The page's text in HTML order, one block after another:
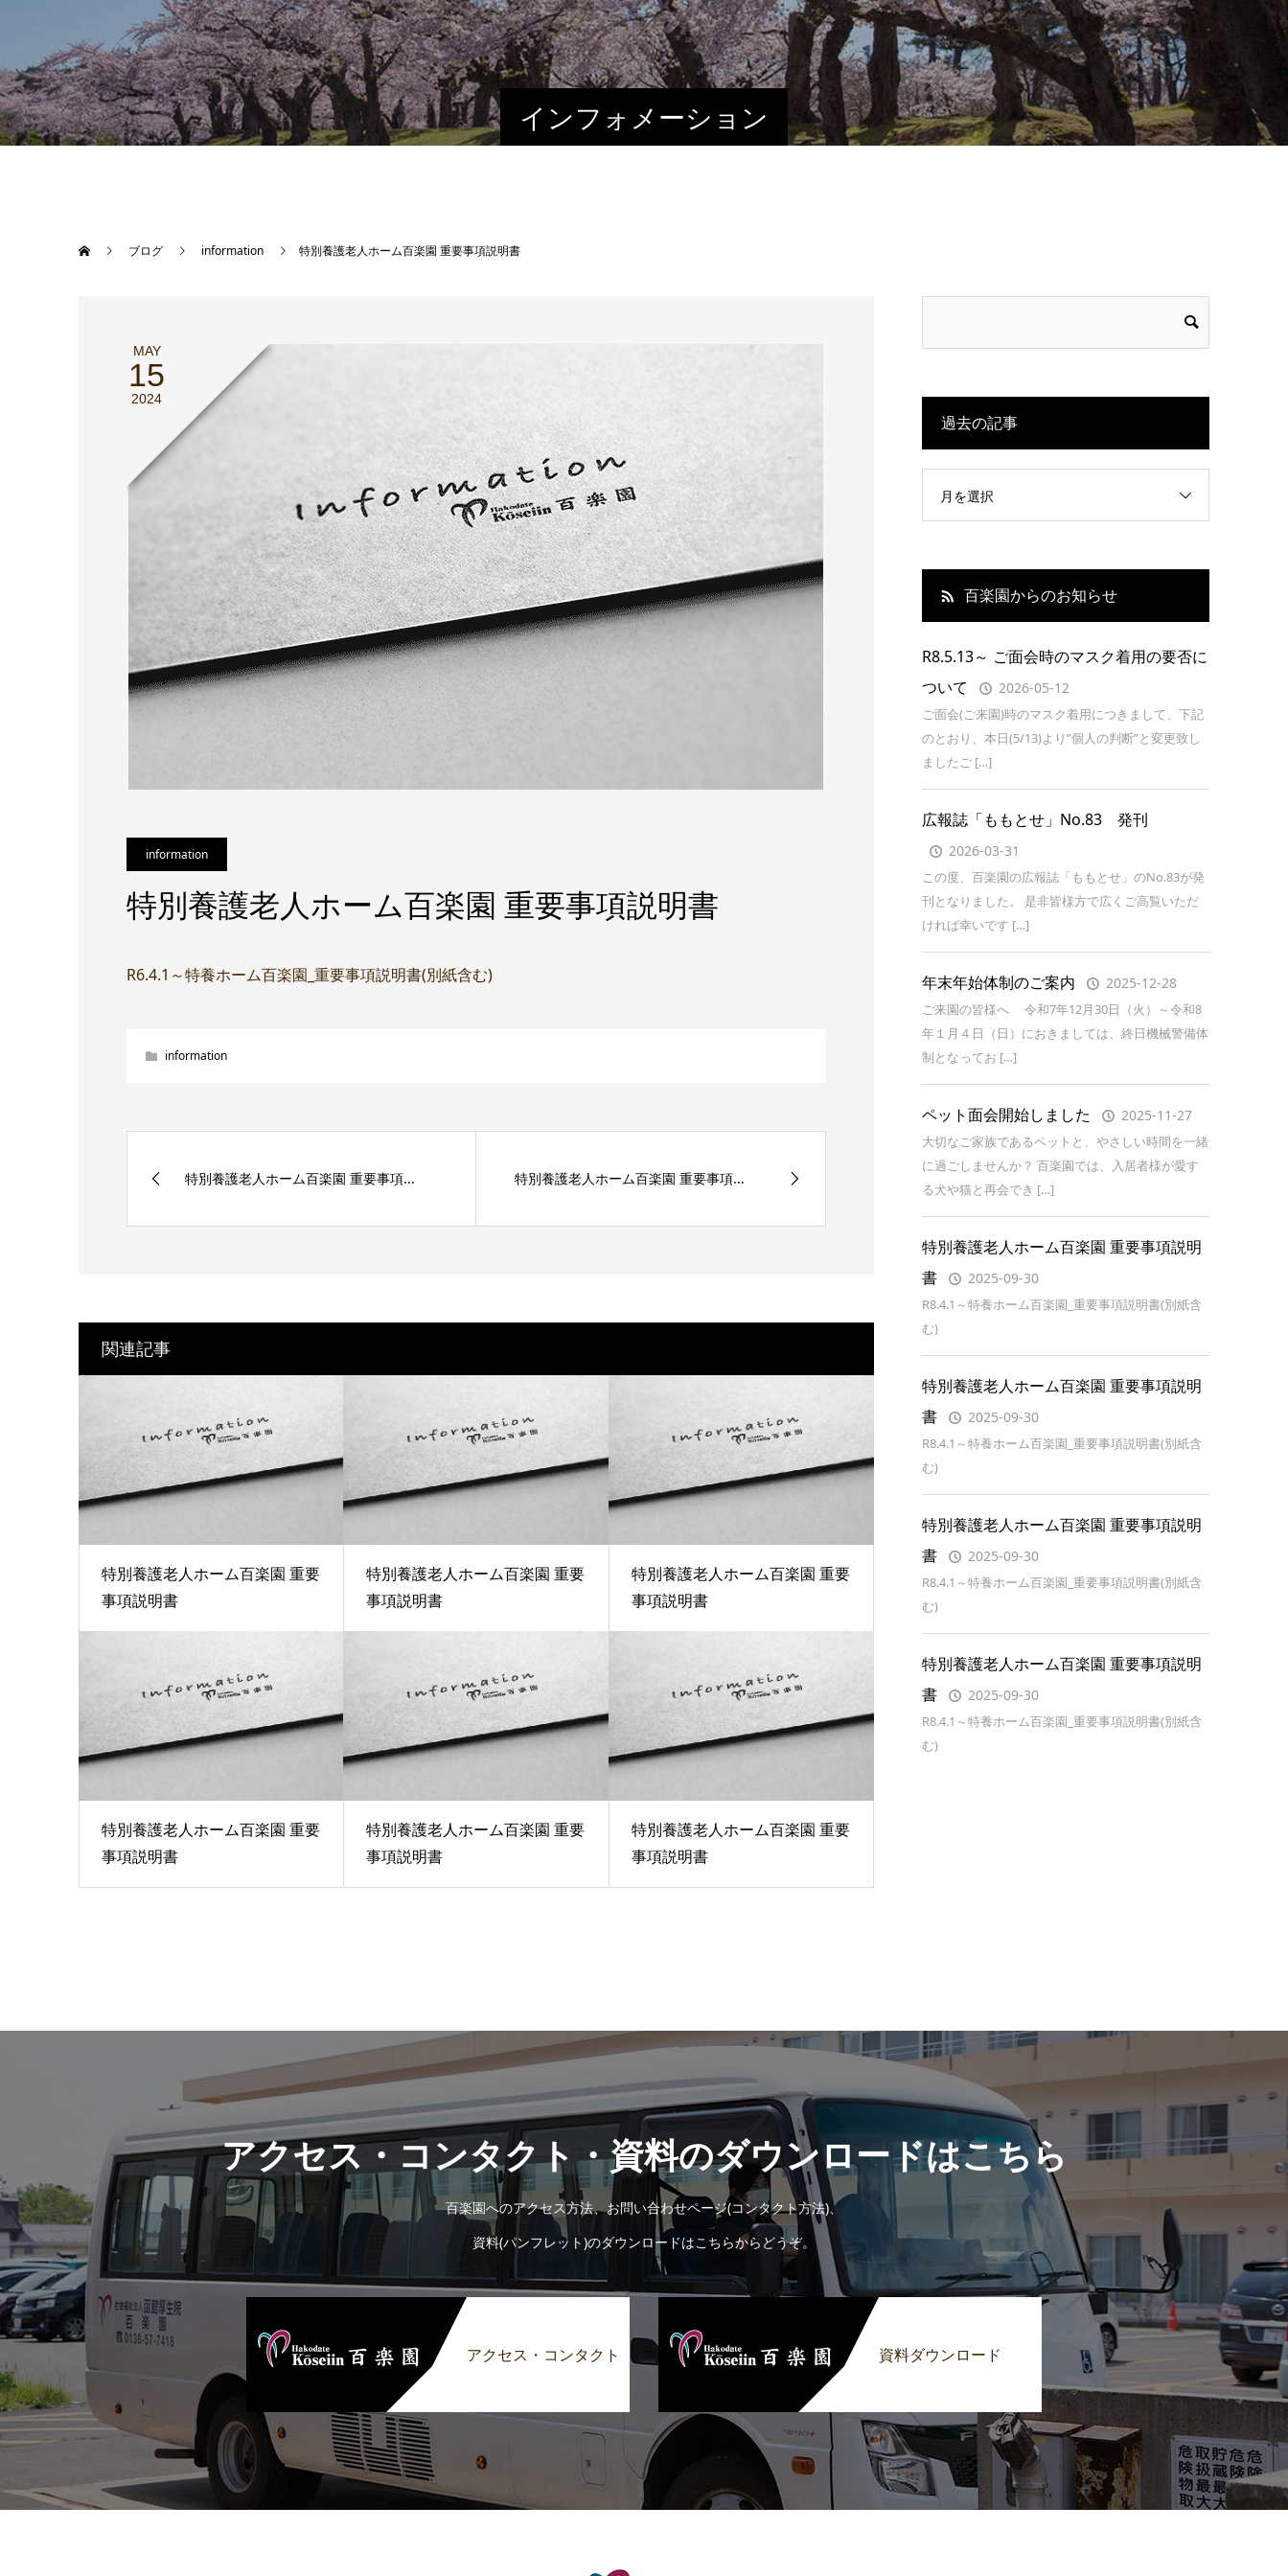
インフォメーション
ブログ information 特別養護老人ホーム百楽園 重要事項説明書
MAY
15
2024
information
特別養護老人ホーム百楽園 重要事項説明書
R6.4.1～特養ホーム百楽園_重要事項説明書(別紙含む)
information
特別養護老人ホーム百楽園 重要事項... 特別養護老人ホーム百楽園 重要事項...
関連記事
特別養護老人ホーム百楽園 重要
事項説明書
特別養護老人ホーム百楽園 重要
事項説明書
特別養護老人ホーム百楽園 重要
事項説明書
特別養護老人ホーム百楽園 重要
事項説明書
特別養護老人ホーム百楽園 重要
事項説明書
特別養護老人ホーム百楽園 重要
事項説明書
過去の記事
月を選択
百楽園からのお知らせ
R8.5.13～ ご面会時のマスク着用の要否に
ついて
2026-05-12
ご面会(ご来園)時のマスク着用につきまして、下記
のとおり、本日(5/13)より”個人の判断”と変更致し
ましたご […]
広報誌「ももとせ」No.83 発刊
2026-03-31
この度、百楽園の広報誌「ももとせ」のNo.83が発
刊となりました。 是非皆様方で広くご高覧いただ
ければ幸いです […]
年末年始体制のご案内 2025-12-28
ご来園の皆様へ 令和7年12月30日（火）～令和8
年１月４日（日）におきましては、終日機械警備体
制となってお […]
ペット面会開始しました 2025-11-27
大切なご家族であるペットと、やさしい時間を一緒
に過ごしませんか？ 百楽園では、入居者様が愛す
る犬や猫と再会でき […]
特別養護老人ホーム百楽園 重要事項説明
書
2025-09-30
R8.4.1～特養ホーム百楽園_重要事項説明書(別紙含
む)
特別養護老人ホーム百楽園 重要事項説明
書
2025-09-30
R8.4.1～特養ホーム百楽園_重要事項説明書(別紙含
む)
特別養護老人ホーム百楽園 重要事項説明
書
2025-09-30
R8.4.1～特養ホーム百楽園_重要事項説明書(別紙含
む)
特別養護老人ホーム百楽園 重要事項説明
書
2025-09-30
R8.4.1～特養ホーム百楽園_重要事項説明書(別紙含
む)
アクセス・コンタクト・資料のダウンロードはこちら
百楽園へのアクセス方法、お問い合わせページ(コンタクト方法)、
資料(パンフレット)のダウンロードはこちらからどうぞ。
アクセス・コンタクト 資料ダウンロード